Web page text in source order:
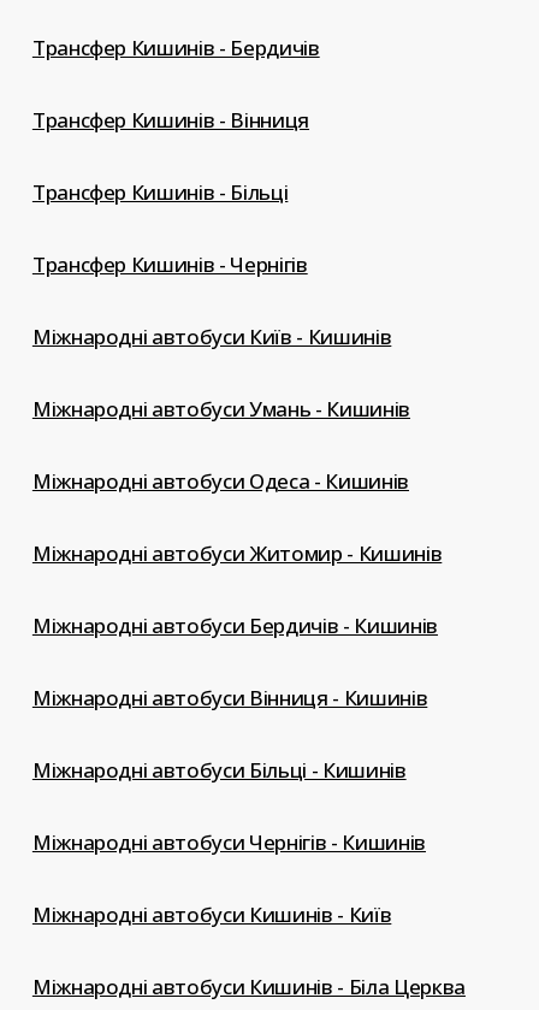
Трансфер Кишинів - Бердичів
Трансфер Кишинів - Вінниця
Трансфер Кишинів - Більці
Трансфер Кишинів - Чернігів
Міжнародні автобуси Київ - Кишинів
Міжнародні автобуси Умань - Кишинів
Міжнародні автобуси Одеса - Кишинів
Міжнародні автобуси Житомир - Кишинів
Міжнародні автобуси Бердичів - Кишинів
Міжнародні автобуси Вінниця - Кишинів
Міжнародні автобуси Більці - Кишинів
Міжнародні автобуси Чернігів - Кишинів
Міжнародні автобуси Кишинів - Київ
Міжнародні автобуси Кишинів - Біла Церква